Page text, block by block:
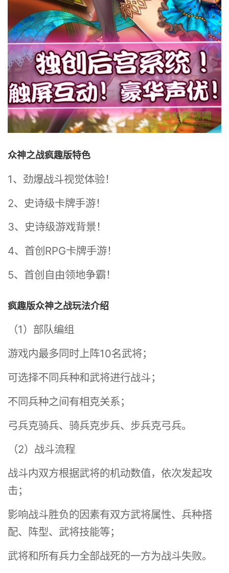
众神之战疯趣版特色
1、劲爆战斗视觉体验！
2、史诗级卡牌手游！
3、史诗级游戏背景！
4、首创RPG卡牌手游！
5、首创自由领地争霸！
疯趣版众神之战玩法介绍
（1）部队编组
游戏内最多同时上阵10名武将；
可选择不同兵种和武将进行战斗；
不同兵种之间有相克关系；
弓兵克骑兵、骑兵克步兵、步兵克弓兵。
（2）战斗流程
战斗内双方根据武将的机动数值，依次发起攻
击；
影响战斗胜负的因素有双方武将属性、兵种搭
配、阵型、武将技能等；
武将和所有兵力全部战死的一方为战斗失败。